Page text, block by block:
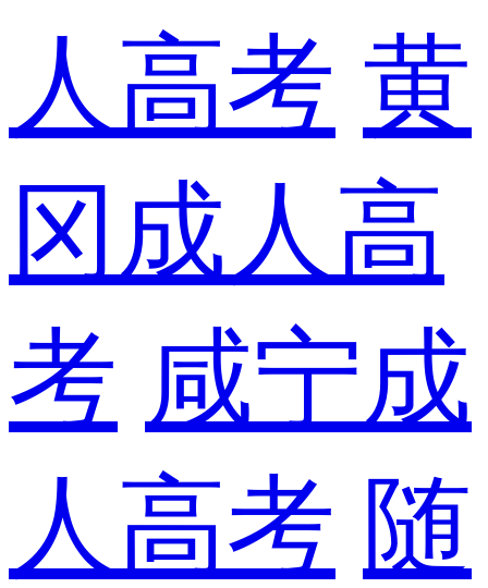
人高考 黄
冈成人高
考 咸宁成
人高考 随